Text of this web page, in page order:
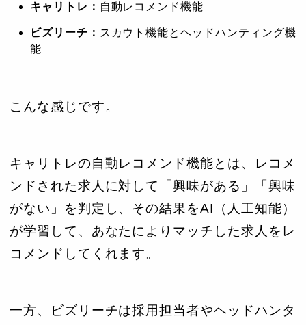
キャリトレ： 自動レコメンド機能
ビズリーチ： スカウト機能とヘッドハンティング機
能
こんな感じです。
キャリトレの自動レコメンド機能とは、レコメ
ンドされた求人に対して「興味がある」「興味
がない」を判定し、その結果をAI（人工知能）
が学習して、あなたによりマッチした求人をレ
コメンドしてくれます。
一方、ビズリーチは採用担当者やヘッドハンタ